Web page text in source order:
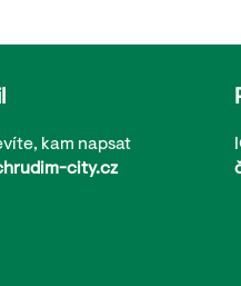
kam napsat
city.cz